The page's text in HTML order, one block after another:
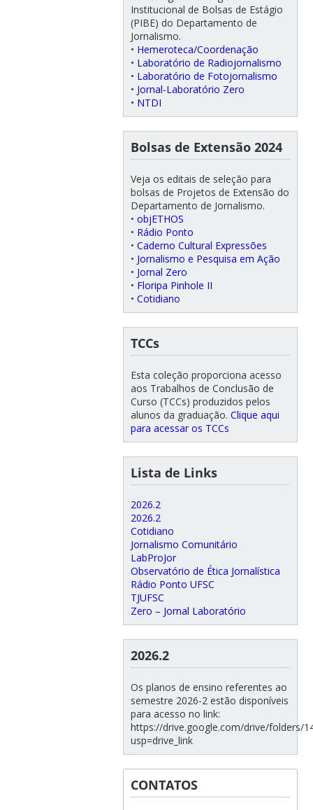
Institucional de Bolsas de Estágio
(PIBE) do Departamento de
Jornalismo.
• Hemeroteca/Coordenação
• Laboratório de Radiojornalismo
• Laboratório de Fotojornalismo
• Jornal-Laboratório Zero
• NTDI
Bolsas de Extensão 2024
Veja os editais de seleção para
bolsas de Projetos de Extensão do
Departamento de Jornalismo.
• objETHOS
• Rádio Ponto
• Caderno Cultural Expressões
• Jornalismo e Pesquisa em Ação
• Jornal Zero
• Floripa Pinhole II
• Cotidiano
TCCs
Esta coleção proporciona acesso
aos Trabalhos de Conclusão de
Curso (TCCs) produzidos pelos
alunos da graduação. Clique aqui
para acessar os TCCs
Lista de Links
2026.2
2026.2
Cotidiano
Jornalismo Comunitário
LabProJor
Observatório de Ética Jornalística
Rádio Ponto UFSC
TJUFSC
Zero – Jornal Laboratório
2026.2
Os planos de ensino referentes ao
semestre 2026-2 estão disponíveis
para acesso no link:
https://drive.google.com/drive/folders/
usp=drive_link
CONTATOS